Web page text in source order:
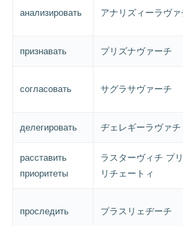
анализировать アナリズィーラヴァ
признавать プリズナヴァーチ
согласовать サグラサヴァーチ
делегировать ヂェレギーラヴァチ
расставить
приоритеты
ラスターヴィチ プ
リチェートィ
проследить プラスリェヂーチ